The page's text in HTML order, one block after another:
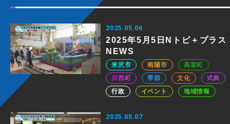
2025.05.06
2025年5月5日Nトピ＋プラス
NEWS
米沢市 南陽市
高畠町
川西町
季節 文化
式典
行政
イベント 地域情報
2025.05.07